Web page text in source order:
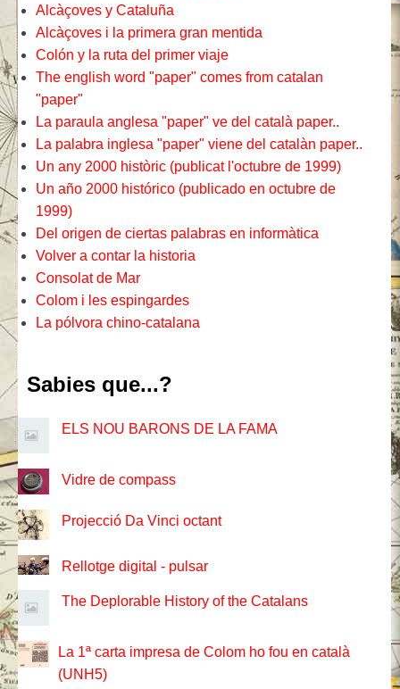
Alcàçoves y Cataluña
Alcàçoves i la primera gran mentida
Colón y la ruta del primer viaje
The english word "paper" comes from catalan
"paper"
La paraula anglesa "paper" ve del català paper..
La palabra inglesa "paper" viene del catalàn paper..
Un any 2000 històric (publicat l'octubre de 1999)
Un año 2000 histórico (publicado en octubre de
1999)
Del origen de ciertas palabras en informàtica
Volver a contar la historia
Consolat de Mar
Colom i les espingardes
La pólvora chino-catalana
Sabies que...?
ELS NOU BARONS DE LA FAMA
Vidre de compass
Projecció Da Vinci octant
Rellotge digital - pulsar
The Deplorable History of the Catalans
La 1ª carta impresa de Colom ho fou en català
(UNH5)